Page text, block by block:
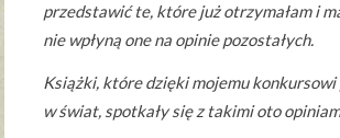
przedstawić te, które już otrzymałam i
nie wpłyną one na opinie pozostałych.
Książki, które dzięki mojemu konkursowi
w świat, spotkały się z takimi oto